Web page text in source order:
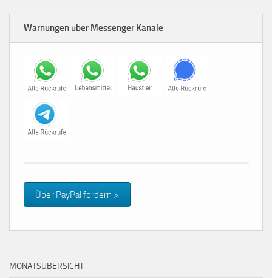
Warnungen über Messenger Kanäle
Über PayPal fördern >
MONATSÜBERSICHT